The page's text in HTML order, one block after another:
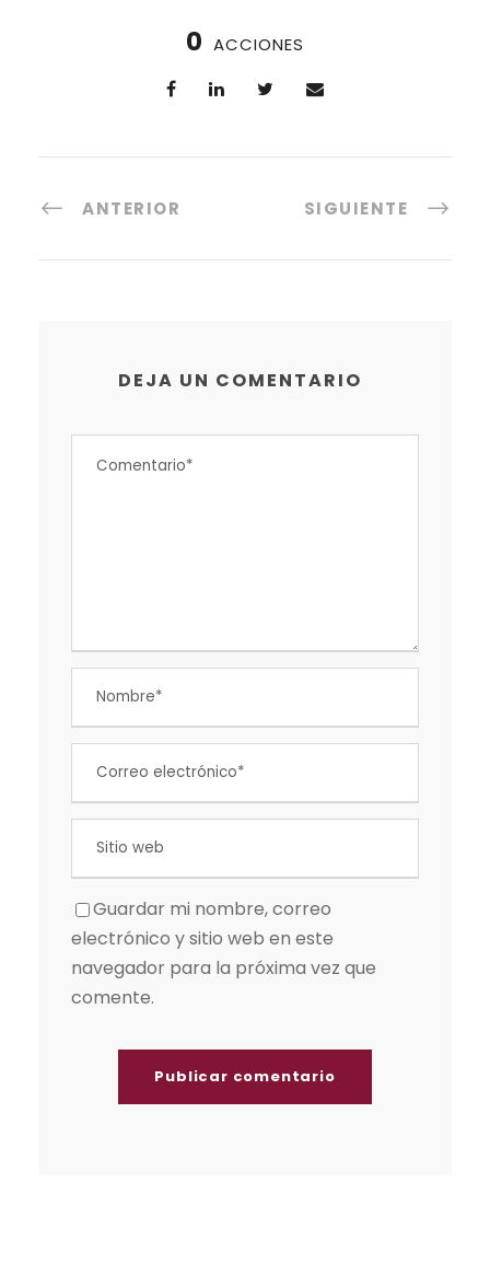
0 ACCIONES
ANTERIOR SIGUIENTE
DEJA UN COMENTARIO
Guardar mi nombre, correo
electrónico y sitio web en este
navegador para la próxima vez que
comente.